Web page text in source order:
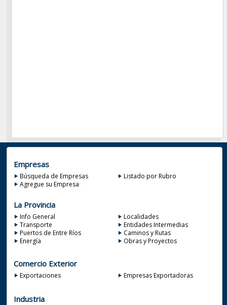
Empresas
Búsqueda de Empresas
Listado por Rubro
Agregue su Empresa
La Provincia
Info General
Localidades
Transporte
Entidades Intermedias
Puertos de Entre Ríos
Caminos y Rutas
Energía
Obras y Proyectos
Comercio Exterior
Exportaciones Empresas Exportadoras
Industria